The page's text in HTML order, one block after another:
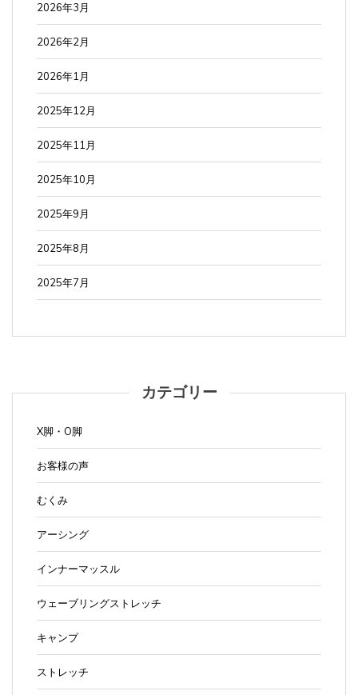
2026年3月
2026年2月
2026年1月
2025年12月
2025年11月
2025年10月
2025年9月
2025年8月
2025年7月
カテゴリー
X脚・O脚
お客様の声
むくみ
アーシング
インナーマッスル
ウェーブリングストレッチ
キャンプ
ストレッチ